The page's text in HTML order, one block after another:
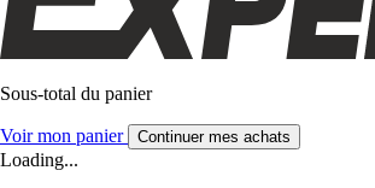
Sous-total du panier
Voir mon panier Continuer mes achats
Loading...